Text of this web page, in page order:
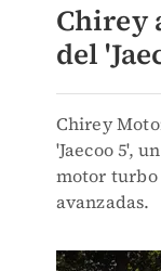
Chirey
del
Chirey
'Jaecoo 5',
motor turbo
avanzadas.